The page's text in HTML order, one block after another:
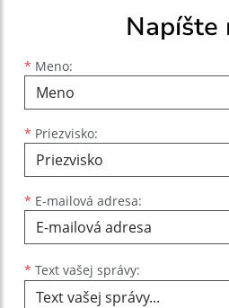
Napíšte
* Meno:
Meno
* Priezvisko:
Priezvisko
* E-mailová adresa:
E-mailová adresa
* Text vašej správy: